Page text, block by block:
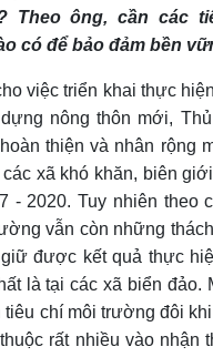
Theo ông, cần các
có để bảo đảm bền
việc triển khai thực
nông thôn mới,
thiện và nhân rộng
xã khó khăn, biên
- 2020. Tuy nhiên theo
vẫn còn những
được kết quả thực
là tại các xã biển đảo.
chí môi trường đôi
rất nhiều vào nhận